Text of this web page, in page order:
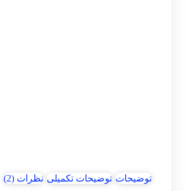
توضیحات توضیحات تکمیلی نظرات (2)